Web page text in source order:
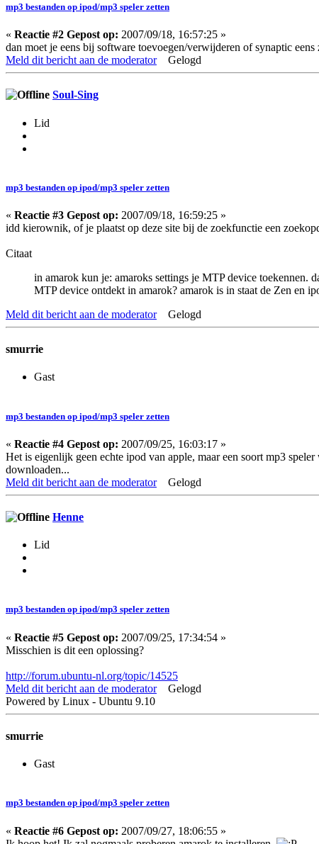
mp3 bestanden op ipod/mp3 speler zetten
« Reactie #2 Gepost op: 2007/09/18, 16:57:25 »
dan moet je eens bij software toevoegen/verwijderen of synaptic
Meld dit bericht aan de moderator
Gelogd
Soul-Sing
Lid
mp3 bestanden op ipod/mp3 speler zetten
« Reactie #3 Gepost op: 2007/09/18, 16:59:25 »
idd kierownik, of je plaatst op deze site bij de zoekfunctie een
Citaat
in amarok kun je: amaroks settings je MTP device
MTP device ontdekt in amarok? amarok is in staat de Zen en
Meld dit bericht aan de moderator
Gelogd
smurrie
Gast
mp3 bestanden op ipod/mp3 speler zetten
« Reactie #4 Gepost op: 2007/09/25, 16:03:17 »
Het is eigenlijk geen echte ipod van apple, maar een soort mp3
downloaden...
Meld dit bericht aan de moderator
Gelogd
Henne
Lid
mp3 bestanden op ipod/mp3 speler zetten
« Reactie #5 Gepost op: 2007/09/25, 17:34:54 »
Misschien is dit een oplossing?
http://forum.ubuntu-nl.org/topic/14525
Meld dit bericht aan de moderator
Gelogd
Powered by Linux - Ubuntu 9.10
smurrie
Gast
mp3 bestanden op ipod/mp3 speler zetten
« Reactie #6 Gepost op: 2007/09/27, 18:06:55 »